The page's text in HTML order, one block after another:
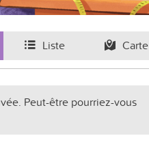
Liste Carte
Peut-être pourriez-vous